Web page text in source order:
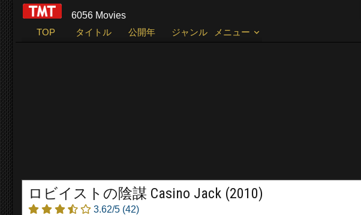
6056 Movies
TOP
タイトル 公開年 ジャンル メニュー
ロビイストの陰謀 Casino Jack (2010)
3.62/5 (42)